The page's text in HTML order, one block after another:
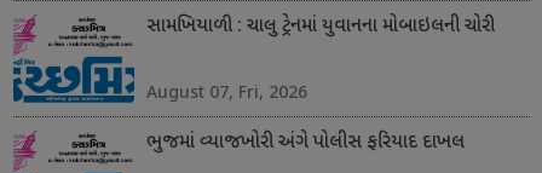
સામખિયાળી : ચાલુ ટ્રેનમાં યુવાનના મોબાઇલની ચોરી
August 07, Fri, 2026
ભુજમાં વ્યાજખોરી અંગે પોલીસ ફરિયાદ દાખલ